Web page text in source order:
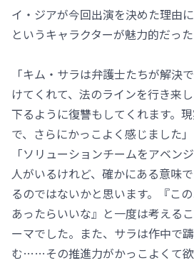
イ・ジアが今回出演を決めた理由
というキャラクターが魅力的だった
「キム・サラは弁護士たちが解決
けてくれて、法のラインを行き来
下るように復讐もしてくれます。
で、さらにかっこよく感じました
「ソリューションチームをアベン
人がいるけれど、確かにある意味
るのではないかと思います。『こ
あったらいいな』と一度は考える
ーマでした。また、サラは作中で
む……その推進力がかっこよくて